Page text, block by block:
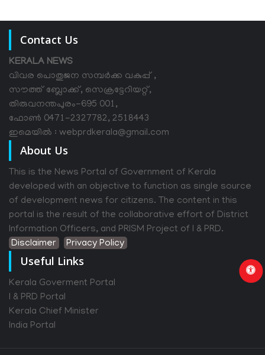
Contact Us
KERALA NEWS
വിവര പൊതുജന സമ്പര്‍ക്ക വകുപ്പ് ,
സൗത്ത് ബ്ലോക്ക്, സെക്രട്ടേറിയറ്റ്,
തിരുവനന്തപുരം-695 001,
ഫോൺ 0471-2327782, 2518443
ഇമെയിൽ : webprdkerala@gmail.com
About Us
This is the News Portal of Government of Kerala
developed with an objective to function as single source
of development news for citizens. The content in this
portal is the result of the collaborative effort of District
Information Officers, and PRISM Project of I & PRD.
Disclaimer
Privacy Policy
Useful Links
Kerala Goverment Portal
I & PRD Portal
Kerala Chief Minister
India Portal